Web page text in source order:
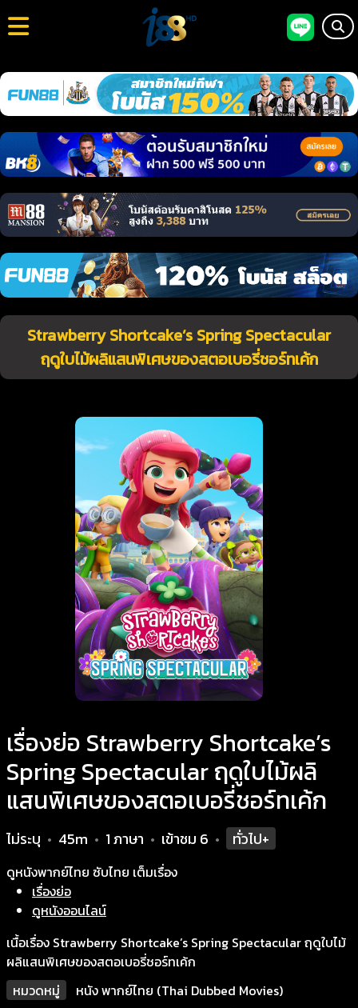
Strawberry Shortcake’s Spring Spectacular
ฤดูใบไม้ผลิแสนพิเศษของสตอเบอรี่ชอร์ทเค้ก
เรื่องย่อ Strawberry Shortcake’s
Spring Spectacular ฤดูใบไม้ผลิ
แสนพิเศษของสตอเบอรี่ชอร์ทเค้ก
ไม่ระบุ • 45m • 1 ภาษา • เข้าชม 6 • ทั่วไป+
ดูหนังพากย์ไทย ซับไทย เต็มเรื่อง
เรื่องย่อ
ดูหนังออนไลน์
เนื้อเรื่อง Strawberry Shortcake’s Spring Spectacular ฤดูใบไม้
ผลิแสนพิเศษของสตอเบอรี่ชอร์ทเค้ก
หมวดหมู่
หนัง พากย์ไทย (Thai Dubbed Movies)